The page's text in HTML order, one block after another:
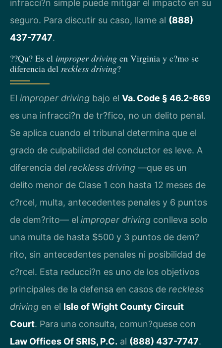
infracci?n simple puede mitigar el impacto en su
seguro. Para discutir su caso, llame al (888)
437-7747.
??Qu? Es el improper driving en Virginia y c?mo se
diferencia del reckless driving?
El improper driving bajo el Va. Code § 46.2-869
es una infracci?n de tr?fico, no un delito penal.
Se aplica cuando el tribunal determina que el
grado de culpabilidad del conductor es leve. A
diferencia del reckless driving —que es un
delito menor de Clase 1 con hasta 12 meses de
c?rcel, multa, antecedentes penales y 6 puntos
de dem?rito— el improper driving conlleva solo
una multa de hasta $500 y 3 puntos de dem?
rito, sin antecedentes penales ni posibilidad de
c?rcel. Esta reducci?n es uno de los objetivos
principales de la defensa en casos de reckless
driving en el Isle of Wight County Circuit
Court. Para una consulta, comun?quese con
Law Offices Of SRIS, P.C. al (888) 437-7747.